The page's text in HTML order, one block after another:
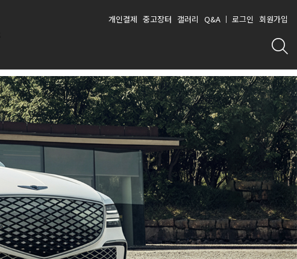
개인결제 중고장터 갤러리 Q&A 로그인 회원가입